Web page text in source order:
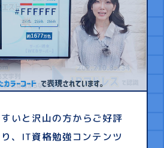
いと沢山の方からご好評
、IT資格勉強コンテンツ